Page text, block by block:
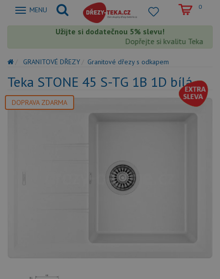
Zobrazit
MENU 0
Užijte si dodatečnou 5% slevu!
Dopřejte si kvalitu Teka s
GRANITOVÉ DŘEZY Granitové dřezy s odkapem
Teka STONE 45 S-TG 1B 1D bílá
DOPRAVA ZDARMA